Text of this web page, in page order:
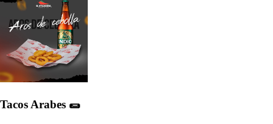
Tacos Arabes 🌯